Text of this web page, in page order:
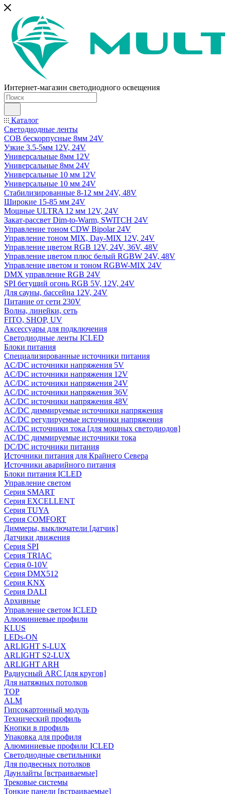
Интернет-магазин светодиодного освещения
Каталог
Светодиодные ленты
COB бескорпусные 8мм 24V
Узкие 3.5-5мм 12V, 24V
Универсальные 8мм 12V
Универсальные 8мм 24V
Универсальные 10 мм 12V
Универсальные 10 мм 24V
Стабилизированные 8-12 мм 24V, 48V
Широкие 15-85 мм 24V
Мощные ULTRA 12 мм 12V, 24V
Закат-рассвет Dim-to-Warm, SWITCH 24V
Управление тоном CDW Bipolar 24V
Управление тоном MIX, Day-MIX 12V, 24V
Управление цветом RGB 12V, 24V, 36V, 48V
Управление цветом плюс белый RGBW 24V, 48V
Управление цветом и тоном RGBW-MIX 24V
DMX управление RGB 24V
SPI бегущий огонь RGB 5V, 12V, 24V
Для сауны, бассейна 12V, 24V
Питание от сети 230V
Волна, линейки, сеть
FITO, SHOP, UV
Аксессуары для подключения
Светодиодные ленты ICLED
Блоки питания
Специализированные источники питания
AC/DC источники напряжения 5V
AC/DC источники напряжения 12V
AC/DC источники напряжения 24V
AC/DC источники напряжения 36V
AC/DC источники напряжения 48V
AC/DC диммируемые источники напряжения
AC/DC регулируемые источники напряжения
AC/DC источники тока [для мощных светодиодов]
AC/DC диммируемые источники тока
DC/DC источники питания
Источники питания для Крайнего Севера
Источники аварийного питания
Блоки питания ICLED
Управление светом
Серия SMART
Серия EXCELLENT
Серия TUYA
Серия COMFORT
Диммеры, выключатели [датчик]
Датчики движения
Серия SPI
Серия TRIAC
Серия 0-10V
Серия DMX512
Серия KNX
Серия DALI
Архивные
Управление светом ICLED
Алюминиевые профили
KLUS
LEDs-ON
ARLIGHT S-LUX
ARLIGHT S2-LUX
ARLIGHT ARH
Радиусный ARC [для кругов]
Для натяжных потолков
TOP
ALM
Гипсокартонный модуль
Технический профиль
Кнопки в профиль
Упаковка для профиля
Алюминиевые профили ICLED
Светодиодные светильники
Для подвесных потолков
Даунлайты [встраиваемые]
Трековые системы
Тонкие панели [встраиваемые]